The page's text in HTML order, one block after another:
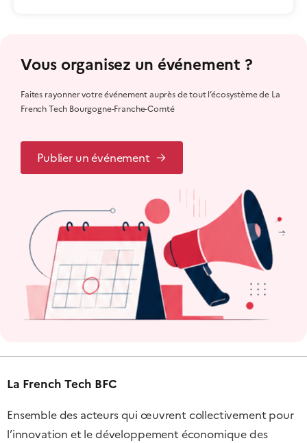
Vous organisez un événement ?
Faites rayonner votre événement auprès de tout l’écosystème de La
French Tech Bourgogne-Franche-Comté
Publier un événement
La French Tech BFC
Ensemble des acteurs qui œuvrent collectivement pour
l’innovation et le développement économique des